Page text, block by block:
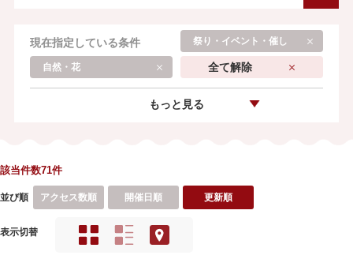
現在指定している条件 祭り・イベント・催し
自然・花 全て解除
もっと見る
該当件数71件
並び順 アクセス数順 開催日順 更新順
表示切替